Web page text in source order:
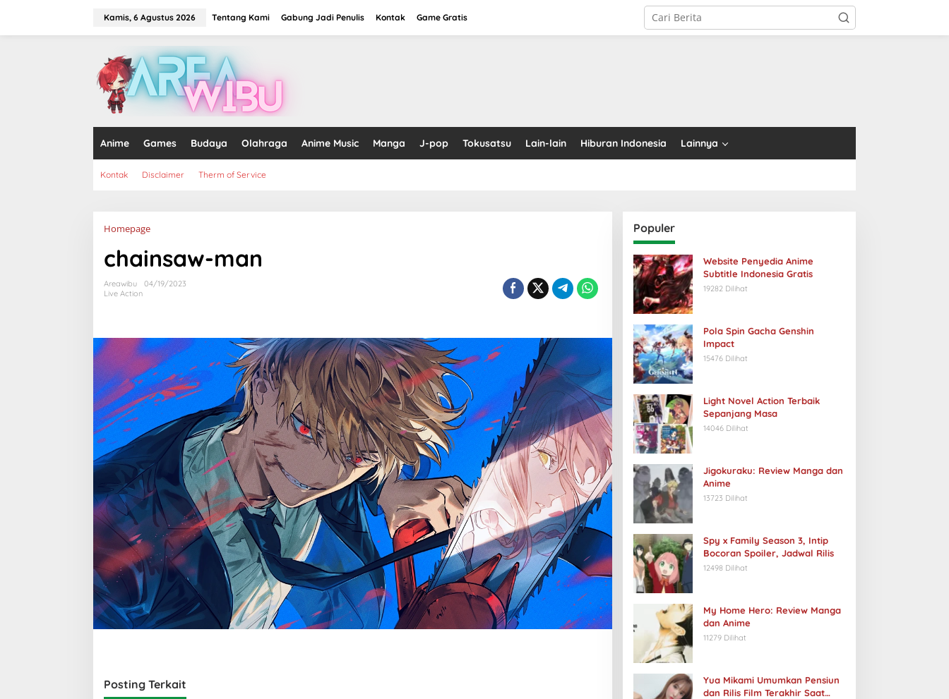
Kamis, 6 Agustus 2026 Tentang Kami Gabung Jadi Penulis Kontak Game Gratis
Anime Games Budaya Olahraga Anime Music Manga J-pop Tokusatsu Lain-lain Hiburan Indonesia Lainnya
Kontak Disclaimer Therm of Service
HomepageLampiran
chainsaw-man
Areawibu
04/19/2023
Live Action
Posting Terkait
Populer
Website Penyedia Anime
Subtitle Indonesia Gratis
19282 Dilihat
Pola Spin Gacha Genshin
Impact
15476 Dilihat
Light Novel Action Terbaik
Sepanjang Masa
14046 Dilihat
Jigokuraku: Review Manga dan
Anime
13723 Dilihat
Spy x Family Season 3, Intip
Bocoran Spoiler, Jadwal Rilis
12498 Dilihat
My Home Hero: Review Manga
dan Anime
11279 Dilihat
Yua Mikami Umumkan Pensiun
dan Rilis Film Terakhir Saat